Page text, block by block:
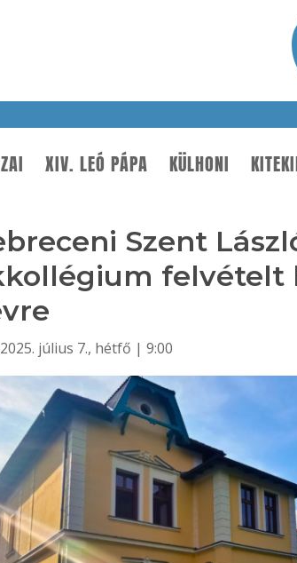
XIV. LEÓ PÁPA KÜLHONI
Szent
felvételt
július 7., hétfő | 9:00